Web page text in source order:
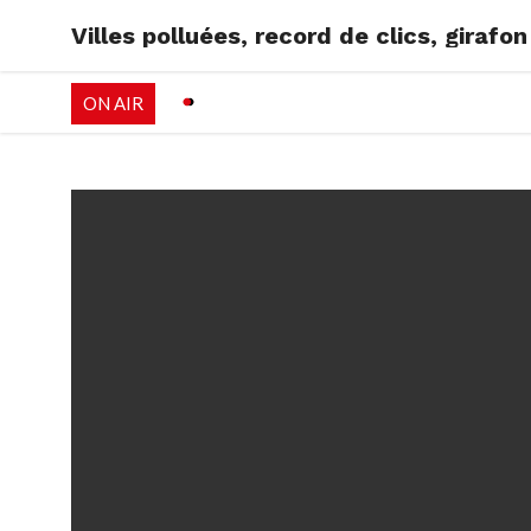
RADIO
Villes polluées, record de clics,
ON AIR